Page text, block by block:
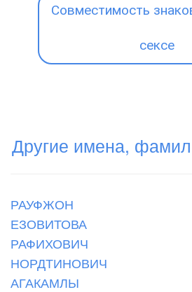
Совместимость
сексе
Другие имена,
РАУФЖОН
ЕЗОВИТОВА
РАФИХОВИЧ
НОРДТИНОВИЧ
АГАКАМЛЫ